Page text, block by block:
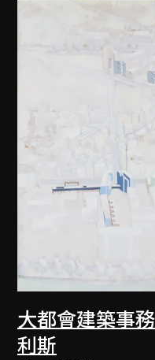
大都會建築事
利斯